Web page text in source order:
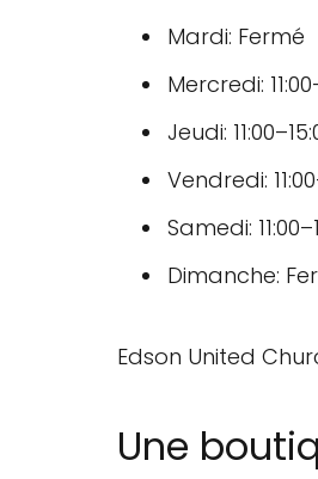
Mardi: Fermé
Mercredi:
Jeudi:
Vendredi:
Samedi:
Dimanche:
Edson United
Une